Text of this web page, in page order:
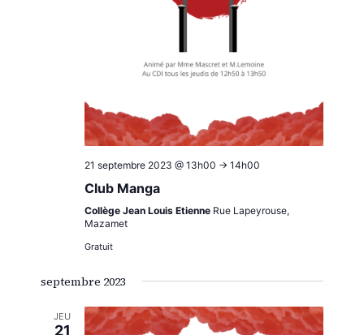
21 septembre 2023 @ 13h00 -> 14h00
Club Manga
Collège Jean Louis Etienne Rue Lapeyrouse,
Mazamet
Gratuit
septembre 2023
JEU
21